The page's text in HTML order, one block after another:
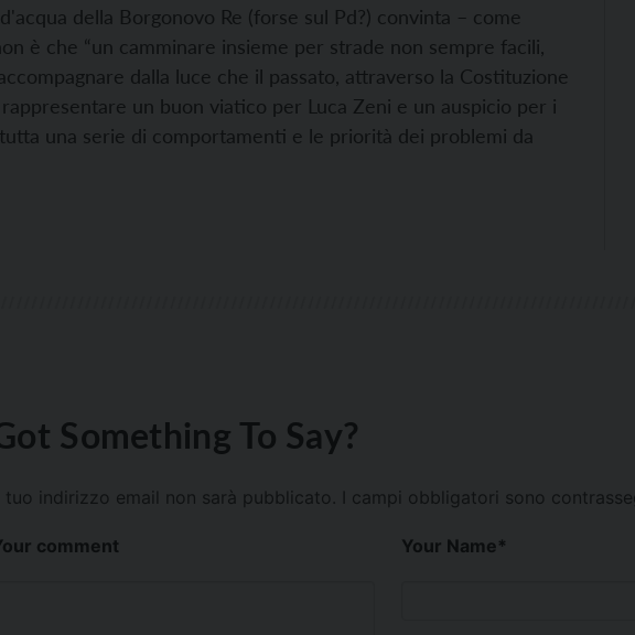
della Borgonovo Re (forse sul Pd?) convinta – come
è che “un camminare insieme per strade non sempre facili,
dalla luce che il passato, attraverso la Costituzione
un buon viatico per Luca Zeni e un auspicio per i
una serie di comportamenti e le priorità dei problemi da
Something To Say?
Il tuo indirizzo email non sarà pubblicato. I campi obbligatori sono
comment Your Name*